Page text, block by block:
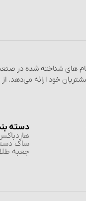
نام‌ های شناخته شده در
خود ارائه می‌دهد.
دسته
ساک
جعبه